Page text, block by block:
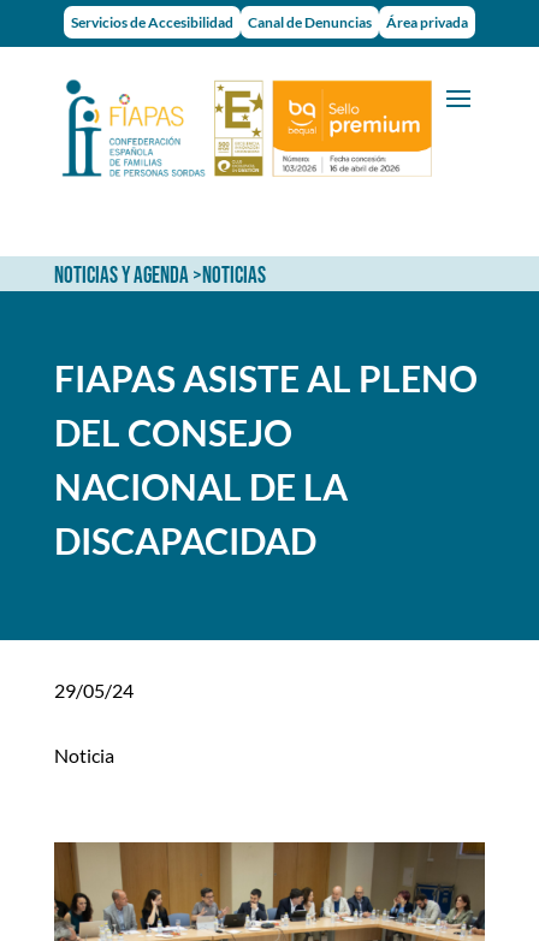
Servicios de Accesibilidad Canal de Denuncias Área privada
NOTICIAS Y AGENDA>NOTICIAS
FIAPAS ASISTE AL PLENO
DEL CONSEJO
NACIONAL DE LA
DISCAPACIDAD
29/05/24
Noticia